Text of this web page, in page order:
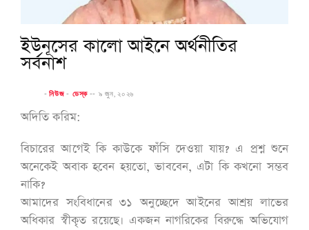
ইউনূসের কালো আইনে অর্থনীতির
সর্বনাশ
-নিউজ - ডেস্ক -- ৯ জুন, ২০২৬
অদিতি করিম:
বিচারের আগেই কি কাউকে ফাঁসি দেওয়া যায়? এ প্রশ্ন শুনে
অনেকেই অবাক হবেন হয়তো, ভাববেন, এটা কি কখনো সম্ভব
নাকি?
আমাদের সংবিধানের ৩১ অনুচ্ছেদে আইনের আশ্রয় লাভের
অধিকার স্বীকৃত রয়েছে। একজন নাগরিকের বিরুদ্ধে অভিযোগ